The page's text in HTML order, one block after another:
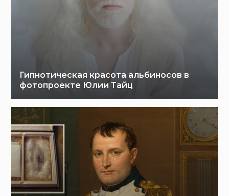
Гипнотическая красота альбиносов в
фотопроекте Юлии Тайц